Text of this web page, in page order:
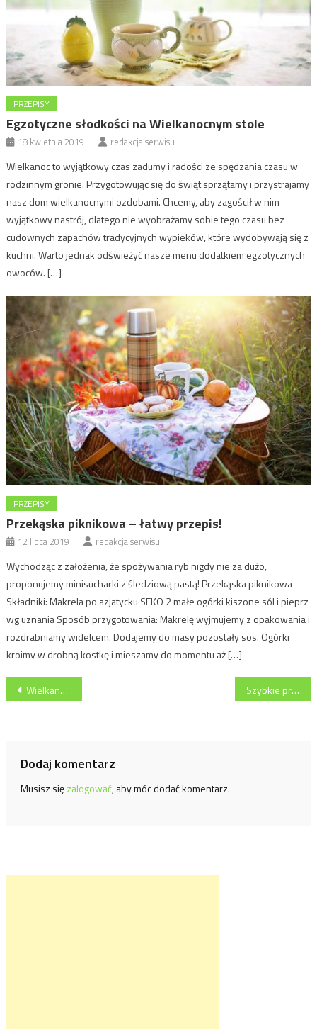
PRZEPISY
Egzotyczne słodkości na Wielkanocnym stole
18 kwietnia 2019 redakcja serwisu
Wielkanoc to wyjątkowy czas zadumy i radości ze spędzania czasu w
rodzinnym gronie. Przygotowując się do świąt sprzątamy i przystrajamy
nasz dom wielkanocnymi ozdobami. Chcemy, aby zagościł w nim
wyjątkowy nastrój, dlatego nie wyobrażamy sobie tego czasu bez
cudownych zapachów tradycyjnych wypieków, które wydobywają się z
kuchni. Warto jednak odświeżyć nasze menu dodatkiem egzotycznych
owoców. […]
PRZEPISY
Przekąska piknikowa – łatwy przepis!
12 lipca 2019 redakcja serwisu
Wychodząc z założenia, że spożywania ryb nigdy nie za dużo,
proponujemy minisucharki z śledziową pastą! Przekąska piknikowa
Składniki: Makrela po azjatycku SEKO 2 małe ogórki kiszone sól i pieprz
wg uznania Sposób przygotowania: Makrelę wyjmujemy z opakowania i
rozdrabniamy widelcem. Dodajemy do masy pozostały sos. Ogórki
kroimy w drobną kostkę i mieszamy do momentu aż […]
Nawigacja
Wielkanocne dania z pomysłem Szybkie przepisy na wyborne infuzje prosto z Muzeum Polskiej Wódki
Dodaj komentarz
Musisz sięzalogować, aby móc dodać komentarz.